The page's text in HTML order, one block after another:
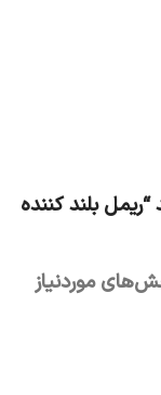
بلند کننده
موردنیاز